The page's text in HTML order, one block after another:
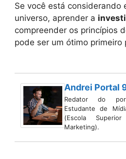
Se você está considerando
universo, aprender a
compreender os princípios
pode ser um ótimo primeiro
Andrei Portal
Redator do
Estudante de
(Escola
Marketing).